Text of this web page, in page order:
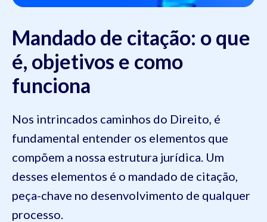
Mandado de citação: o que
é, objetivos e como
funciona
Nos intrincados caminhos do Direito, é
fundamental entender os elementos que
compõem a nossa estrutura jurídica. Um
desses elementos é o mandado de citação,
peça-chave no desenvolvimento de qualquer
processo.